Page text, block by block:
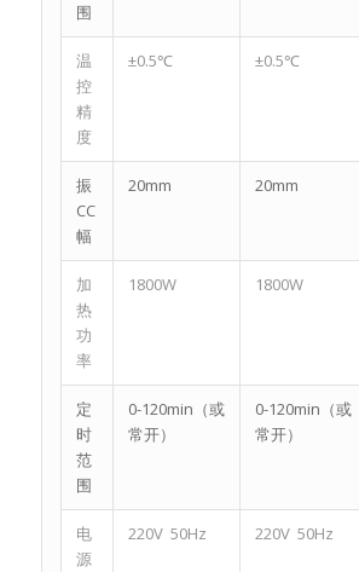
围
温
控
精
度
±0.5℃ ±0.5℃
振
CC
幅
20mm 20mm
加
热
功
率
1800W 1800W
定
时
范
围
0-120min（或
常开）
0-120min（或
常开）
电
源
220V 50Hz 220V 50Hz